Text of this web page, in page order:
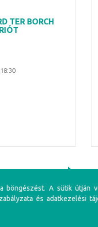
TER BORCH
önkizárás lehetőségével!
böngészést. A sütik útján
és adatkezelési